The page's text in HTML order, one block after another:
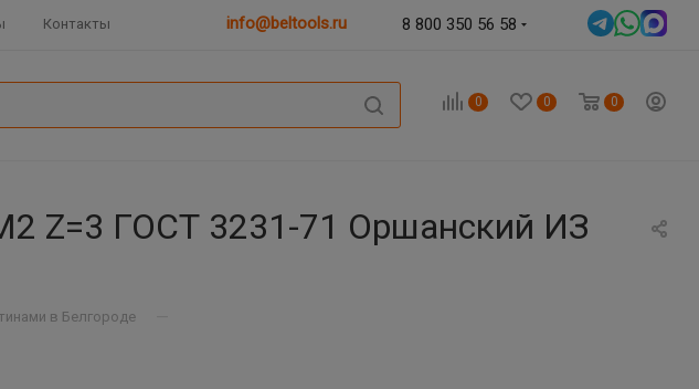
Контакты info@beltools.ru 8 800 350 56 58
0 0 0
Z=3 ГОСТ 3231-71 Оршанский ИЗ
в Белгороде